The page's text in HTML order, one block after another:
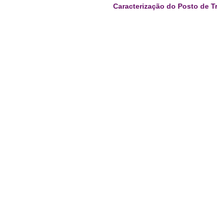
Caracterização do Posto de